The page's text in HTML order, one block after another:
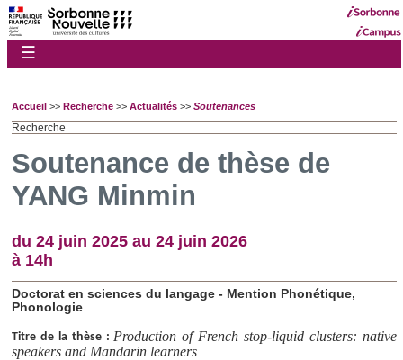
☰
Accueil >> Recherche >> Actualités >> Soutenances
Recherche
Soutenance de thèse de
YANG Minmin
du 24 juin 2025 au 24 juin 2026
à 14h
Doctorat en sciences du langage - Mention Phonétique,
Phonologie
Titre de la thèse: Production of French stop-liquid clusters: native
speakers and Mandarin learners